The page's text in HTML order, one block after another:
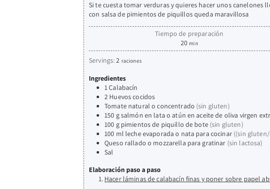
Si te cuesta tomar verduras y quieres hacer unos canelones
con salsa de pimientos de piquillos queda maravillosa
Tiempo de preparación
20 min
Servings:2 raciones
Ingredientes
1Calabacín
2 Huevos cocidos
Tomate natural o concentrado (sin gluten)
150 gsalmón en lata o atún en aceite de oliva virgen
100 g pimientos de piquillo de bote (sin gluten)
100 ml leche evaporada o nata para cocinar ((sin
Queso rallado o mozzarella para gratinar (sin lactosa)
Sal
Elaboración paso a paso
Hacer láminas de calabacín finas y poner sobre papel